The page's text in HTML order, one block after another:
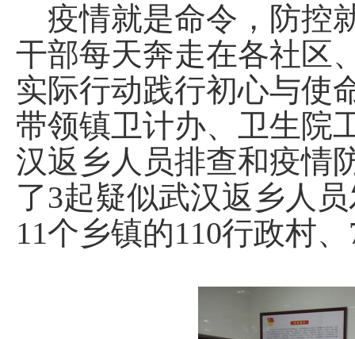
疫情就是命令，防控
干部每天奔走在各社区
实际行动践行初心与使
带领镇卫计办、卫生院
汉返乡人员排查和疫情
了3起疑似武汉返乡人
11个乡镇的110行政村